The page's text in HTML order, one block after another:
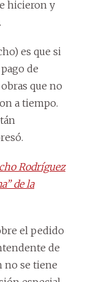
hicieron y
es que si
de
que no
a tiempo.
Rodríguez
de la
el pedido
de
no se tiene